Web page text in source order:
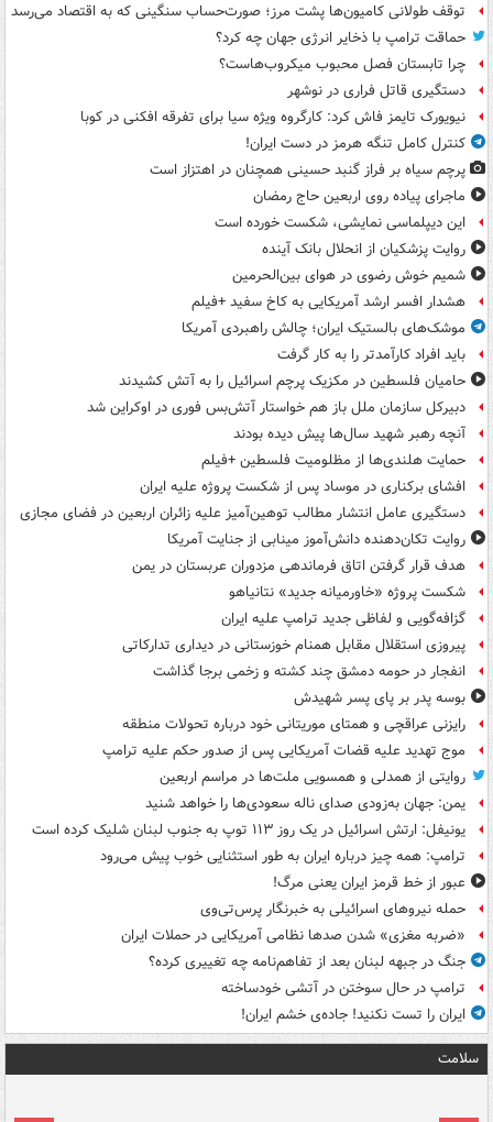
توقف طولانی کامیون‌ها پشت مرز؛ صورت‌حساب سنگینی که به اقتصاد می‌رسد
حماقت ترامپ با ذخایر انرژی جهان چه کرد؟
چرا تابستان فصل محبوب میکروب‌هاست؟
دستگیری قاتل فراری در نوشهر
نیویورک تایمز فاش کرد: کارگروه ویژه سیا برای تفرقه افکنی در کوبا
کنترل کامل تنگه هرمز در دست ایران!
پرچم سیاه بر فراز گنبد حسینی همچنان در اهتزاز است
ماجرای پیاده روی اربعین حاج رمضان
این دیپلماسی نمایشی، شکست خورده است
روایت پزشکیان از انحلال بانک آینده
شمیم خوش رضوی در هوای بین‌الحرمین
هشدار افسر ارشد آمریکایی به کاخ سفید +فیلم
موشک‌های بالستیک ایران؛ چالش راهبردی آمریکا
باید افراد کارآمدتر را به کار گرفت
حامیان فلسطین در مکزیک پرچم اسرائیل را به آتش کشیدند
دبیرکل سازمان ملل باز هم خواستار آتش‌بس فوری در اوکراین شد
آنچه رهبر شهید سال‌ها پیش دیده بودند
حمایت هلندی‌ها از مظلومیت فلسطین +فیلم
افشای برکناری در موساد پس از شکست پروژه علیه ایران
دستگیری عامل انتشار مطالب توهین‌آمیز علیه زائران اربعین در فضای مجازی
روایت تکان‌دهنده دانش‌آموز مینابی از جنایت آمریکا
هدف قرار گرفتن اتاق‌ فرماندهی مزدوران عربستان در یمن
شکست پروژه «خاورمیانه جدید» نتانیاهو
گزافه‌گویی و لفاظی جدید ترامپ علیه ایران
پیروزی استقلال مقابل همنام خوزستانی در دیداری تدارکاتی
انفجار در حومه دمشق چند کشته و زخمی برجا گذاشت
بوسه‌ پدر بر پای پسر شهیدش
رایزنی عراقچی و همتای موریتانی خود درباره تحولات منطقه
موج تهدید علیه قضات آمریکایی پس از صدور حکم علیه ترامپ
روایتی از همدلی و همسویی ملت‌ها در مراسم اربعین
یمن: جهان به‌زودی صدای ناله سعودی‌ها را خواهد شنید
یونیفل: ارتش اسرائیل در یک روز ۱۱۳ توپ به جنوب لبنان شلیک کرده است
ترامپ: همه چیز درباره ایران به طور استثنایی خوب پیش می‌رود
عبور از خط قرمز ایران یعنی مرگ!
حمله نیروهای اسرائیلی به خبرنگار پرس‌تی‌وی
«ضربه مغزی» شدن صدها نظامی آمریکایی در حملات ایران
جنگ در جبهه لبنان بعد از تفاهم‌نامه چه تغییری کرده؟
ترامپ در حال سوختن در آتشی خودساخته
ایران را تست نکنید! جاده‌ی خشم ایران!
سلامت